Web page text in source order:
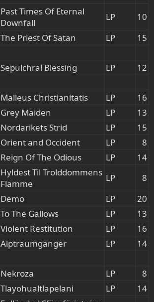
Past Times Of Eternal
Downfall
LP
10​
The Priest Of Satan LP 15​
Sepulchral Blessing LP 12​
Malleus Christianitatis LP
16​
Grey Maiden LP
13​
Nordarikets Strid LP
15​
Orient and Occident LP
8​
Reign Of The Odious LP
14​
Hyldest Til Trolddommens
Flamme
LP
8​
Demo LP
20​
To The Gallows LP
13​
Violent Restitution LP
16​
Alptraumgänger LP 14​
Nekroza LP
8​
Tlayohualtlapelani LP 14​